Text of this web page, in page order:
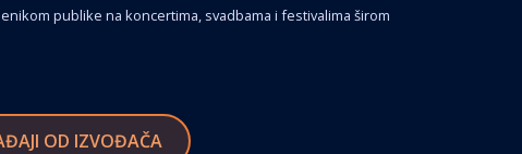
publike na koncertima, svadbama i festivalima širom
OD IZVOĐAČA